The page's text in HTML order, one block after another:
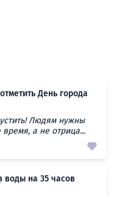
День города
Людям нужны
а не отрица...
воды на 35 часов